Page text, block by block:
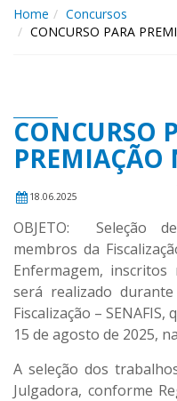
Home
Concursos
CONCURSO PARA
CONCURSO
PREMIAÇÃO
18.06.2025
OBJETO: Seleção
membros da
Enfermagem, inscritos
será realizado
Fiscalização –
15 de agosto de 2025,
A seleção dos
Julgadora, conforme